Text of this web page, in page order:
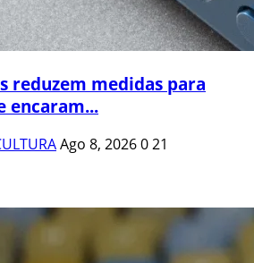
reduzem medidas para
encaram...
Ago 8, 2026021